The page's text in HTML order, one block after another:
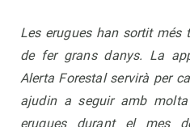
Les erugues han sortit
de fer grans danys. La
Alerta Forestal servirà per
ajudin a seguir amb
erugues durant el mes